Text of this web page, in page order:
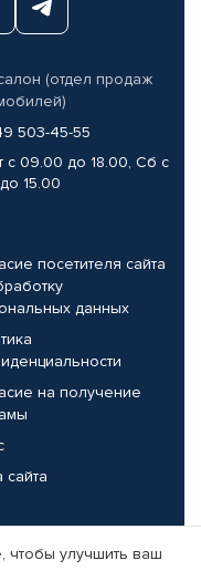
(отдел продаж
503-45-55
с 09.00 до 18.00, Сб с
15.00
посетителя сайта
данных
на получение
сайта
улучшить ваш